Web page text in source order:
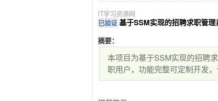
IT学习资源网
已验证 基于SSM实现的招聘求职管理
摘要：
本项目为基于SSM实现的招聘
职用户，功能完整可定制开发